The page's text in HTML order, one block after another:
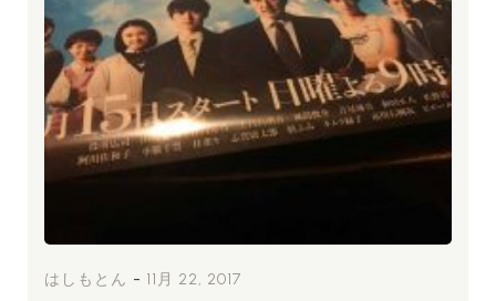
はしもとん - 11月 22, 2017